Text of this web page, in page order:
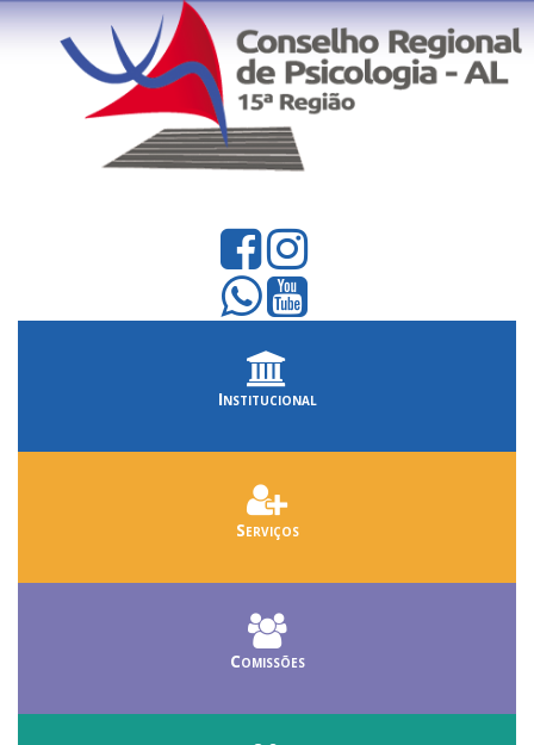
Institucional
Serviços
Comissões